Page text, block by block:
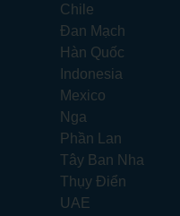
Chile
Đan Mạch
Hàn Quốc
Indonesia
Mexico
Nga
Phần Lan
Tây Ban Nha
Thụy Điển
UAE